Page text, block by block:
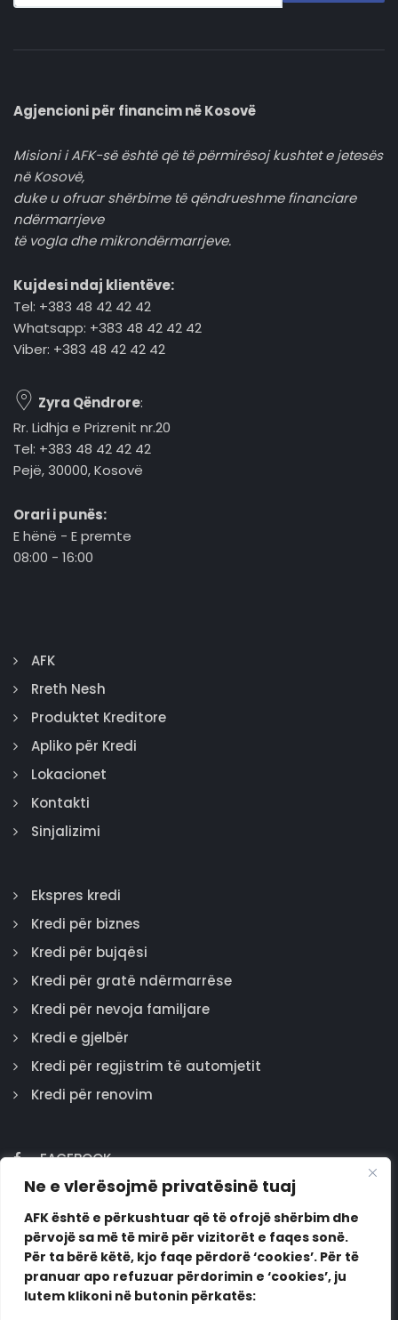
Ne e vlerësojmë privatësinë tuaj
AFK është e përkushtuar që të ofrojë shërbim dhe
përvojë sa më të mirë për vizitorët e faqes sonë.
Për ta bërë këtë, kjo faqe përdorë ‘cookies’. Për të
pranuar apo refuzuar përdorimin e ‘cookies’, ju
lutem klikoni në butonin përkatës:
Agjencioni për financim në Kosovë
Misioni i AFK-së është që të përmirësoj kushtet e jetesës
në Kosovë,
duke u ofruar shërbime të qëndrueshme financiare
ndërmarrjeve
të vogla dhe mikrondërmarrjeve.
Kujdesi ndaj klientëve:
Tel: +383 48 42 42 42
Whatsapp: +383 48 42 42 42
Viber: +383 48 42 42 42
Zyra Qëndrore:
Rr. Lidhja e Prizrenit nr.20
Tel: +383 48 42 42 42
Pejë, 30000, Kosovë
Orari i punës:
E hënë - E premte
08:00 - 16:00
AFK
Rreth Nesh
Produktet Kreditore
Apliko për Kredi
Lokacionet
Kontakti
Sinjalizimi
Ekspres kredi
Kredi për biznes
Kredi për bujqësi
Kredi për gratë ndërmarrëse
Kredi për nevoja familjare
Kredi e gjelbër
Kredi për regjistrim të automjetit
Kredi për renovim
FACEBOOK
GOOGLE
INSTAGRAM
LINKEDIN